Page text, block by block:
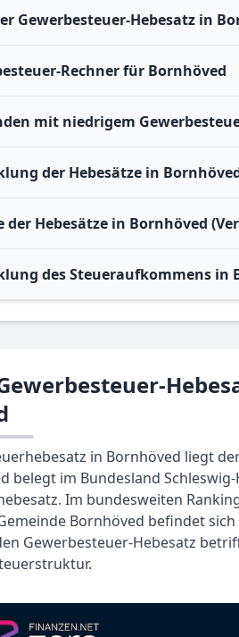
Gewerbesteuer-Hebesatz in
Rechner für Bornhöved
mit niedrigem
der Hebesätze in
der Hebesätze in Bornhöved
des Steueraufkommens in
in Bornhöved liegt
belegt im Bundesland
Im bundesweiten
Bornhöved befindet
Gewerbesteuer-Hebesatz